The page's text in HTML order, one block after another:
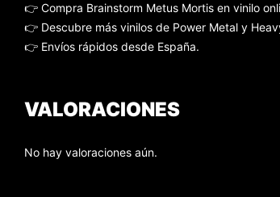
👉 Compra Brainstorm Metus Mortis en vinilo
👉 Descubre más vinilos de Power Metal y
👉 Envíos rápidos desde España.
VALORACIONES
No hay valoraciones aún.